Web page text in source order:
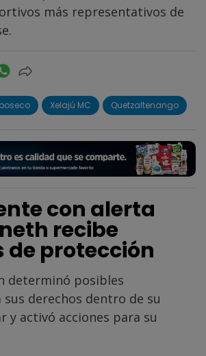
más representativos de
Xelajú MC Quetzaltenango
con alerta
recibe
de protección
determinó posibles
sus derechos dentro de su
y activó acciones para su